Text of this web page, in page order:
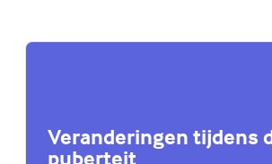
Veranderingen tijdens
puberteit